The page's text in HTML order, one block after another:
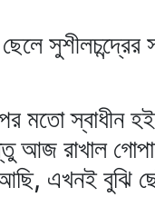
সুশীলচন্দ্রের
মতো স্বাধীন
আজ রাখাল
আছি, এখনই বুঝি